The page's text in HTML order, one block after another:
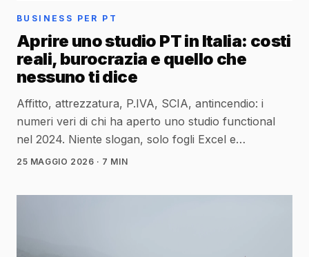
BUSINESS PER PT
Aprire uno studio PT in Italia: costi
reali, burocrazia e quello che
nessuno ti dice
Affitto, attrezzatura, P.IVA, SCIA, antincendio: i
numeri veri di chi ha aperto uno studio functional
nel 2024. Niente slogan, solo fogli Excel e
raccomandate.
25 MAGGIO 2026 · 7 MIN